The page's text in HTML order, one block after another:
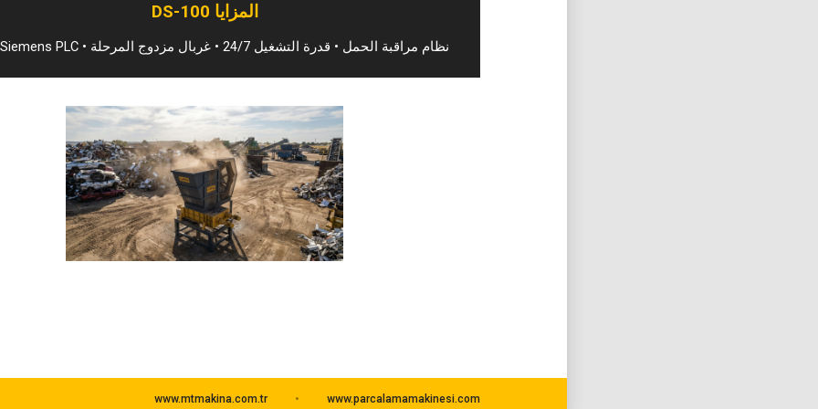
DS-100 المزايا
• أتمتة Siemens PLC • نظام مراقبة الحمل • قدرة التشغيل 24/7 • غربال مزدوج المرحلة
www.mtmakina.com.tr www.parcalamamakinesi.com